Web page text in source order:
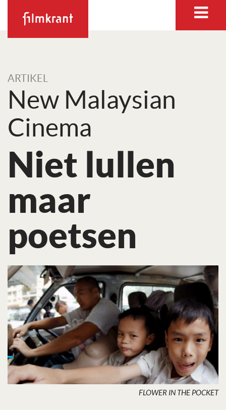
ARTIKEL
New Malaysian
Cinema
Niet lullen
maar
poetsen
FLOWER IN THE POCKET